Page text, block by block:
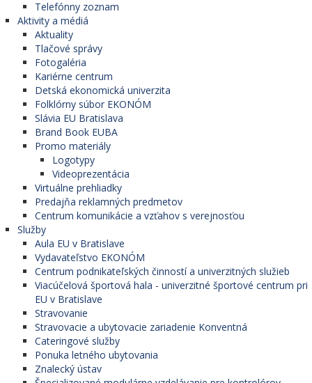
Telefónny zoznam
Aktivity a médiá
Aktuality
Tlačové správy
Fotogaléria
Kariérne centrum
Detská ekonomická univerzita
Folklórny súbor EKONÓM
Slávia EU Bratislava
Brand Book EUBA
Promo materiály
Logotypy
Videoprezentácia
Virtuálne prehliadky
Predajňa reklamných predmetov
Centrum komunikácie a vzťahov s verejnosťou
Služby
Aula EU v Bratislave
Vydavateľstvo EKONÓM
Centrum podnikateľských činností a univerzitných služieb
Viacúčelová športová hala - univerzitné športové centrum pri
EU v Bratislave
Stravovanie
Stravovacie a ubytovacie zariadenie Konventná
Cateringové služby
Ponuka letného ubytovania
Znalecký ústav